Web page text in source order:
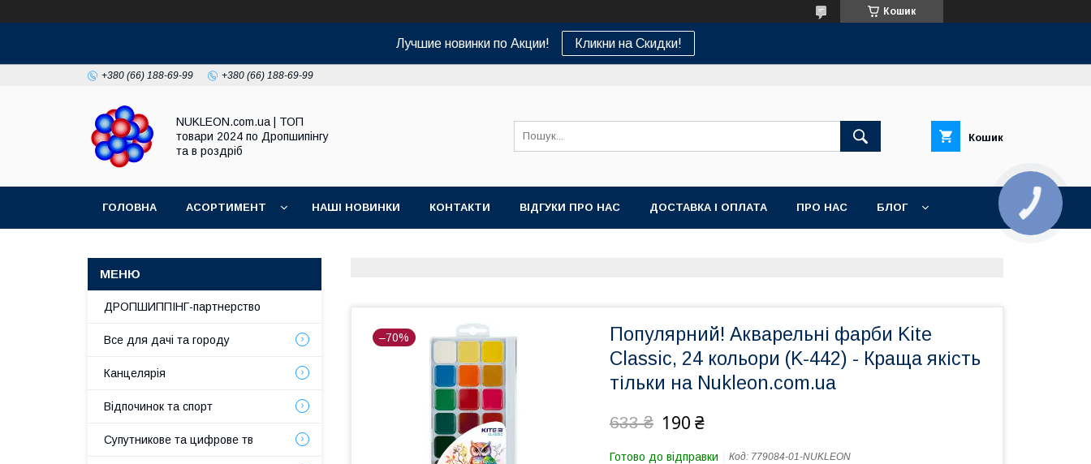
Кошик
Лучшие новинки по Акции! Кликни на Скидки!
+380 (66) 188-69-99 +380 (66) 188-69-99
NUKLEON.com.ua | ТОП
товари 2024 по Дропшипінгу
та в роздріб
Кошик
ГОЛОВНА АСОРТИМЕНТ НАШІ НОВИНКИ КОНТАКТИ ВІДГУКИ ПРО НАС ДОСТАВКА І ОПЛАТА ПРО НАС БЛОГ
–70%
Популярний! Акварельні фарби Kite
Classic, 24 кольори (K-442) - Краща якість
тільки на Nukleon.com.ua
633 ₴ 190 ₴
Готово до відправки Код: 779084-01-NUKLEON
ДРОПШИППІНГ-партнерство
Все для дачі та городу
Канцелярія
Відпочинок та спорт
Супутникове та цифрове тв